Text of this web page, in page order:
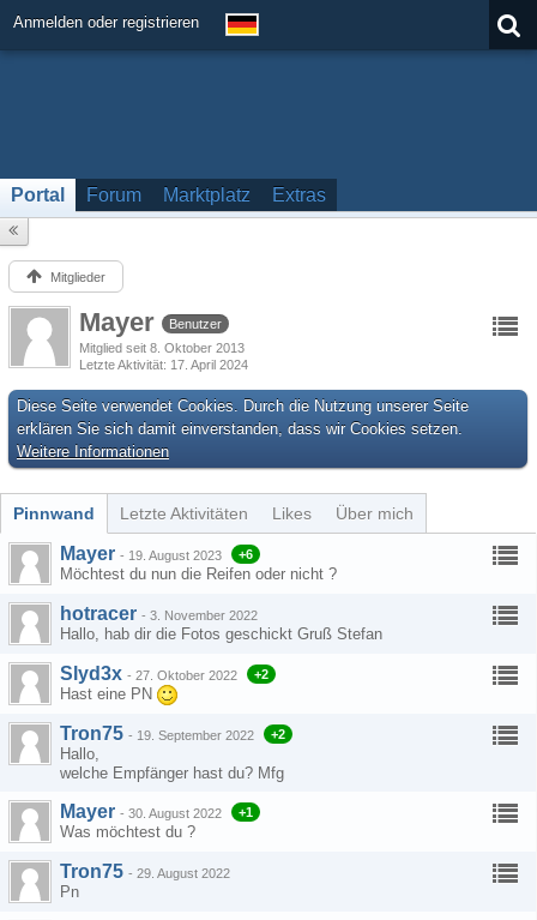
Anmelden oder registrieren
Portal Forum Marktplatz Extras
Mitglieder
Mayer
Benutzer
Mitglied seit 8. Oktober 2013
Letzte Aktivität 17. April 2024
Diese Seite verwendet Cookies. Durch die Nutzung unserer Seite
erklären Sie sich damit einverstanden, dass wir Cookies setzen.
Weitere Informationen
Pinnwand Letzte Aktivitäten Likes Über mich
Mayer - 19. August 2023 +6
Möchtest du nun die Reifen oder nicht ?
hotracer - 3. November 2022
Hallo, hab dir die Fotos geschickt Gruß Stefan
Slyd3x - 27. Oktober 2022 +2
Hast eine PN
Tron75 - 19. September 2022 +2
Hallo,
welche Empfänger hast du? Mfg
Mayer - 30. August 2022 +1
Was möchtest du ?
Tron75 - 29. August 2022
Pn